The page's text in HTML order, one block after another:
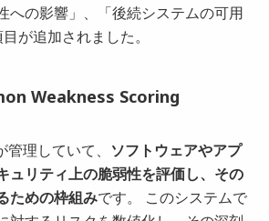
への影響」、「後続システムの可用
が追加されました。
Weakness Scoring
理していて、 ソフトウェアやアプ
ュリティ上の脆弱性を評価し、その
ための枠組みです。 このシステムで